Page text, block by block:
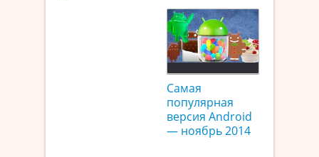
Самая
популярная
версия Android
— ноябрь 2014